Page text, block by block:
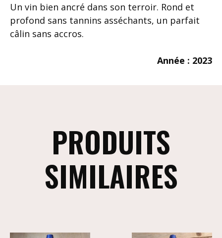
Un vin bien ancré dans son terroir. Rond et
profond sans tannins asséchants, un parfait
câlin sans accros.
Année : 2023
PRODUITS
SIMILAIRES